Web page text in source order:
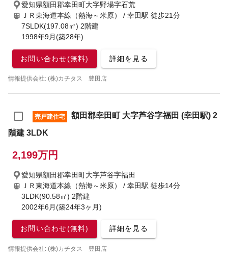
愛知県額田郡幸田町大字野場字石荒
ＪＲ東海道本線（熱海～米原） / 幸田駅 徒歩21分
7SLDK(197.08㎡) 2階建
1998年9月(築28年)
お問い合わせ(無料) 詳細を見る
情報提供会社: (株)カチタス 豊田店
売戸建住宅
額田郡幸田町 大字芦谷字福田 (幸田駅) 2
階建 3LDK
2,199万円
愛知県額田郡幸田町大字芦谷字福田
ＪＲ東海道本線（熱海～米原） / 幸田駅 徒歩14分
3LDK(90.58㎡) 2階建
2002年6月(築24年3ヶ月)
お問い合わせ(無料) 詳細を見る
情報提供会社: (株)カチタス 豊田店